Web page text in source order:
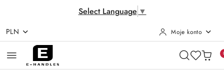
Select Language ▼
Przejdź do treści głównej
Przejdź do wyszukiwarki
Przejdź do moje konto
Przejdź do menu głównego
Przejdź do opisu produktu
Przejdź do stopki
PLN Moje konto